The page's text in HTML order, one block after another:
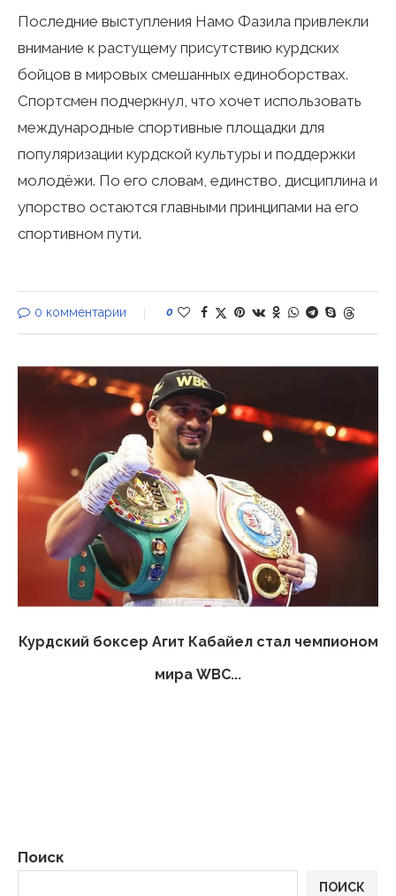
Последние выступления Намо Фазила привлекли
внимание к растущему присутствию курдских
бойцов в мировых смешанных единоборствах.
Спортсмен подчеркнул, что хочет использовать
международные спортивные площадки для
популяризации курдской культуры и поддержки
молодёжи. По его словам, единство, дисциплина и
упорство остаются главными принципами на его
спортивном пути.
0 комментарии 0
Курдский боксер Агит Кабайел стал чемпионом
мира WBC...
Поиск
ПОИСК